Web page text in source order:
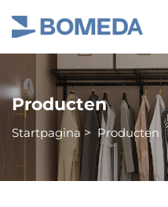
Producten
Startpagina > Producten